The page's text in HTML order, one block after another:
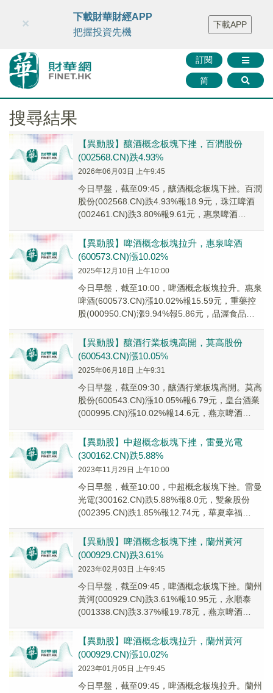
財華智庫網 FINTV FINMETA 財華證券 媒體矩陣
智庫沙龍
聯絡我們
訂閱
简
×
下載財華財經APP
把握投資先機
下載APP
搜尋結果
【異動股】釀酒概念板塊下挫，百潤股份
(002568.CN)跌4.93%
2026年06月03日 上午9:45
今日早盤，截至09:45，釀酒概念板塊下挫。百潤
股份(002568.CN)跌4.93%報18.9元，珠江啤酒
(002461.CN)跌3.80%報9.61元，惠泉啤酒
【異動股】啤酒概念板塊拉升，惠泉啤酒
(600573.CN)漲10.02%
2025年12月10日 上午10:00
今日早盤，截至10:00，啤酒概念板塊拉升。惠泉
啤酒(600573.CN)漲10.02%報15.59元，重藥控
股(000950.CN)漲9.94%報5.86元，品渥食品
【異動股】釀酒行業板塊高開，莫高股份
(600543.CN)漲10.05%
2025年06月18日 上午9:31
今日早盤，截至09:30，釀酒行業板塊高開。莫高
股份(600543.CN)漲10.05%報6.79元，皇台酒業
(000995.CN)漲10.02%報14.6元，燕京啤酒
【異動股】中超概念板塊下挫，雷曼光電
(300162.CN)跌5.88%
2023年11月29日 上午10:00
今日早盤，截至10:00，中超概念板塊下挫。雷曼
光電(300162.CN)跌5.88%報8.0元，雙象股份
(002395.CN)跌1.85%報12.74元，華夏幸福
【異動股】啤酒概念板塊下挫，蘭州黃河
(000929.CN)跌3.61%
2023年02月03日 上午9:45
今日早盤，截至09:45，啤酒概念板塊下挫。蘭州
黃河(000929.CN)跌3.61%報10.95元，永順泰
(001338.CN)跌3.37%報19.78元，燕京啤酒
【異動股】啤酒概念板塊拉升，蘭州黃河
(000929.CN)漲10.02%
2023年01月05日 上午9:45
今日早盤，截至09:45，啤酒概念板塊拉升。蘭州